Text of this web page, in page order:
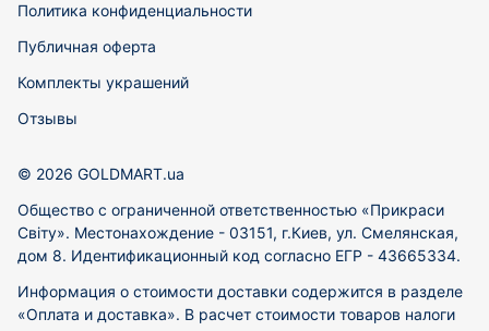
Политика конфиденциальности
Публичная оферта
Комплекты украшений
Отзывы
© 2026 GOLDMART.ua
Общество с ограниченной ответственностью «Прикраси
Світу». Местонахождение - 03151, г.Киев, ул. Смелянская,
дом 8. Идентификационный код согласно ЕГР - 43665334.
Информация о стоимости доставки содержится в разделе
«Оплата и доставка». В расчет стоимости товаров налоги